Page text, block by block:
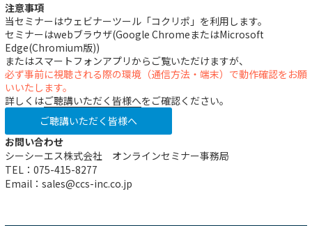
注意事項
当セミナーはウェビナーツール「コクリポ」を利用します。
セミナーはwebブラウザ(Google ChromeまたはMicrosoft
Edge(Chromium版))
またはスマートフォンアプリからご覧いただけますが、
必ず事前に視聴される際の環境（通信方法・端末）で動作確認をお願
いいたします。
詳しくはご聴講いただく皆様へをご確認ください。
ご聴講いただく皆様へ
お問い合わせ
シーシーエス株式会社 オンラインセミナー事務局
TEL：075-415-8277
Email：sales@ccs-inc.co.jp